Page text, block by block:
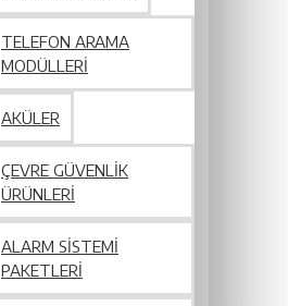
TELEFON ARAMA
MODÜLLERI
AKÜLER
ÇEVRE GÜVENLIK
ÜRÜNLERI
ALARM SISTEMI
PAKETLERI